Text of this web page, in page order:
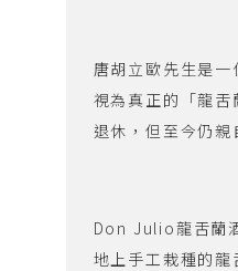
唐胡立歐先生是
視為真正的「龍
退休，但至今仍親
Don Julio龍舌蘭
地上手工栽種的